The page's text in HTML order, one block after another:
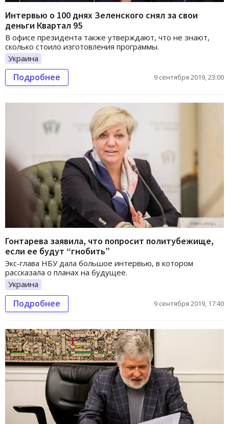
Интервью о 100 днях Зеленского снял за свои
деньги Квартал 95
В офисе президента также утверждают, что не знают,
сколько стоило изготовления программы.
Украина
Подробнее 9 сентября 2019, 23:00
Гонтарева заявила, что попросит политубежище,
если ее будут “гнобить”
Экс-глава НБУ дала большое интервью, в котором
рассказала о планах на будущее.
Украина
Подробнее 9 сентября 2019, 17:40